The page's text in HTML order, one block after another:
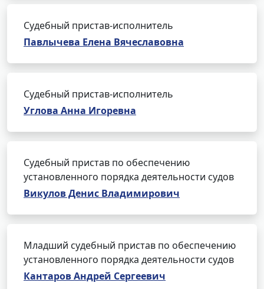
Судебный пристав-исполнитель
Павлычева Елена Вячеславовна
Судебный пристав-исполнитель
Углова Анна Игоревна
Судебный пристав по обеспечению
установленного порядка деятельности судов
Викулов Денис Владимирович
Младший судебный пристав по обеспечению
установленного порядка деятельности судов
Кантаров Андрей Сергеевич